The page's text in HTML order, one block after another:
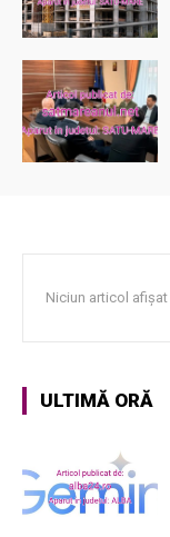
Niciun articol afișat
ULTIMĂ ORĂ